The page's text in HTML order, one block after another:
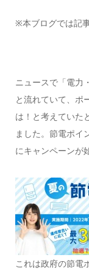
※本ブログでは記
ニュースで「電力
と流れていて、ポ
は！と考えていた
ました。節電ポイ
にキャンペーンが
これは政府の節電